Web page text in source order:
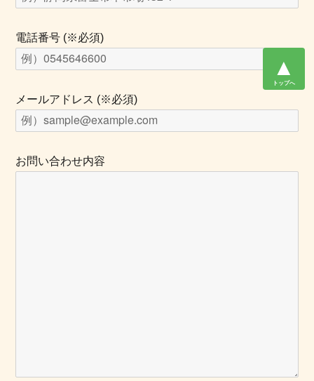
電話番号 (※必須)
メールアドレス (※必須)
お問い合わせ内容
▲
トップへ